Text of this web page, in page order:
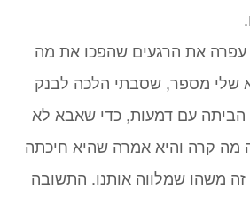
עפרה את הרגעים שהפכו את מה
שלי מספר, שסבתי הלכה לבנק
הביתה עם דמעות, כדי שאבא לא
מה קרה והיא אמרה שהיא חיכתה
משהו שמלווה אותנו. התשובה